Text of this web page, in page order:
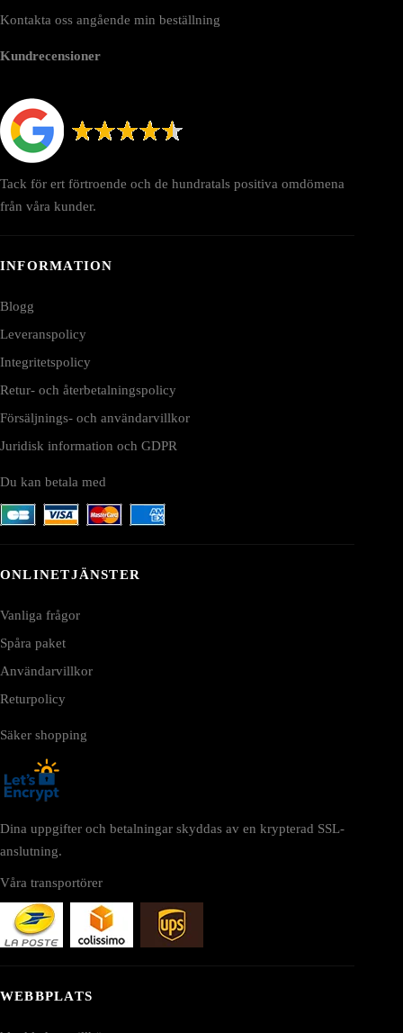
Kontakta oss angående min beställning
Kundrecensioner
Tack för ert förtroende och de hundratals positiva omdömena
från våra kunder.
INFORMATION
Blogg
Leveranspolicy
Integritetspolicy
Retur- och återbetalningspolicy
Försäljnings- och användarvillkor
Juridisk information och GDPR
Du kan betala med
ONLINETJÄNSTER
Vanliga frågor
Spåra paket
Användarvillkor
Returpolicy
Säker shopping
Dina uppgifter och betalningar skyddas av en krypterad SSL-
anslutning.
Våra transportörer
WEBBPLATS